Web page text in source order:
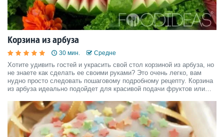
Корзина из арбуза
30 мин. Средне
Хотите удивить гостей и украсить свой стол корзиной из арбуза, но
не знаете как сделать ее своими руками? Это очень легко, вам
нудно просто следовать пошаговому подробному рецепту. Корзина
из арбуза идеально подойдет для красивой подачи фруктов или